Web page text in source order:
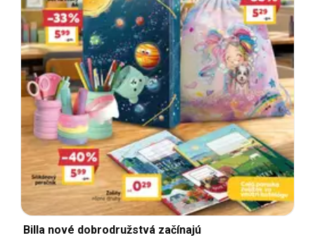
Billa nové dobrodružstvá začínajú